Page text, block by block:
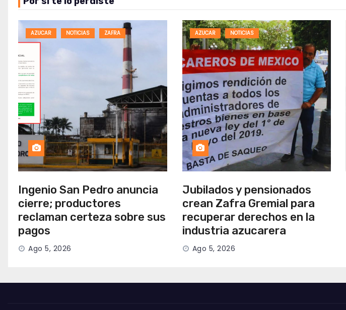
AZUCAR NOTICIAS ZAFRA
Ingenio San Pedro anuncia
cierre; productores
reclaman certeza sobre sus
pagos
Ago 5, 2026
AZUCAR NOTICIAS
Jubilados y pensionados
crean Zafra Gremial para
recuperar derechos en la
industria azucarera
Ago 5, 2026